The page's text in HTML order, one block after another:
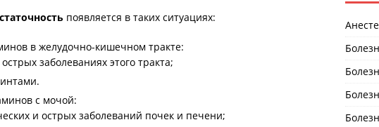
появляется в таких ситуациях:
в желудочно-кишечном тракте:
заболеваниях этого тракта;
с мочой:
и острых заболеваний почек и печени;